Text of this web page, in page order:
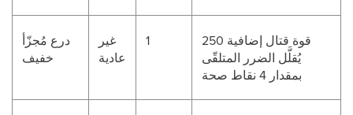
درع مُجزّأ
خفيف
غير
عادية
1
قوة قتال إضافية 250
يُقلَّل الضرر المتلقّى
بمقدار 4 نقاط صحة